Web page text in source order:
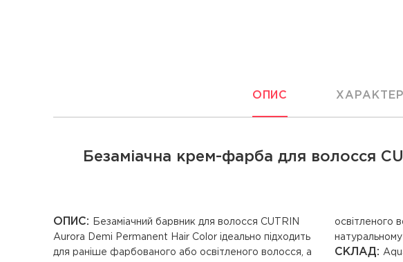
ОПИС
Безаміачна крем-фарба для волосся
ОПИС:
Безаміачний барвник для волосся CUTRIN
Aurora Demi Permanent Hair Color ідеально підходить
для раніше фарбованого або освітленого волосся, а
освітленого волосся, а також для надання відтінку
СКЛАД: